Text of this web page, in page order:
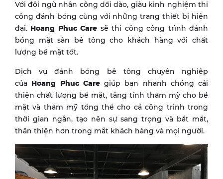
Với đội ngũ nhân công dồi dào, giàu kinh nghiệm thi
công đánh bóng cùng với những trang thiết bị hiện
đại. Hoang Phuc Care sẽ thi công công trình đánh
bóng mặt sàn bê tông cho khách hàng với chất
lượng bề mặt tốt.
Dịch vụ đánh bóng bê tông chuyên nghiệp
của Hoang Phuc Caregiúp bạn nhanh chóng cải
thiện chất lượng bề mặt, tăng tính thẩm mỹ cho bề
mặt và thẩm mỹ tổng thể cho cả công trình trong
thời gian ngắn, tạo nên sự sang trọng và bắt mắt,
thân thiện hơn trong mắt khách hàng và mọi người.